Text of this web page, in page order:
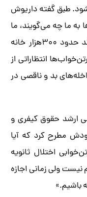
طبق گفته داریوش
به ما چه می‌‌گویند، ما
چقدر می‌شنویم، چقدر بلدیم» را خواند حدود ۳۰۰‌هزار خانه
انتظاراتی از
بد و ناقصی در
ارشد حقوق کیفری و
مطرح کرد که آیا
اختلال ثانویه
ولی زمانی اجازه
باشیم.»